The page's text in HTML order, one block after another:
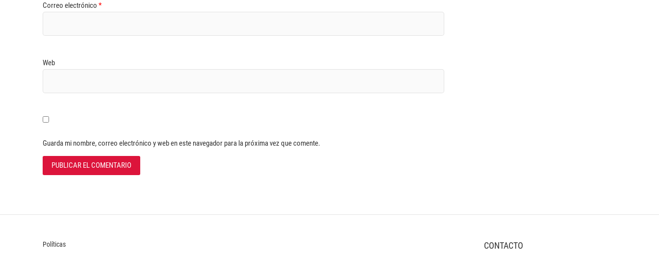
Correo electrónico *
Web
Guarda mi nombre, correo electrónico y web en este navegador para la próxima vez que comente.
Políticas CONTACTO